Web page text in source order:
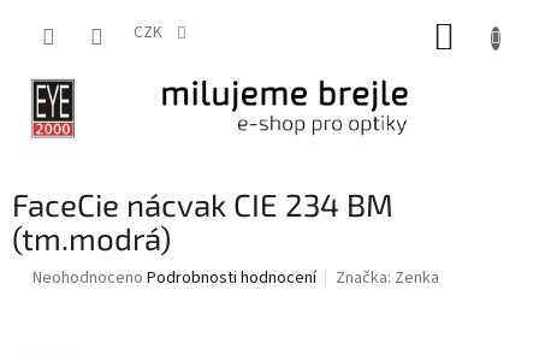
CZK
FaceCie nácvak CIE 234 BM
(tm.modrá)
Průměrné
Neohodnoceno Podrobnosti hodnocení Značka: Zenka